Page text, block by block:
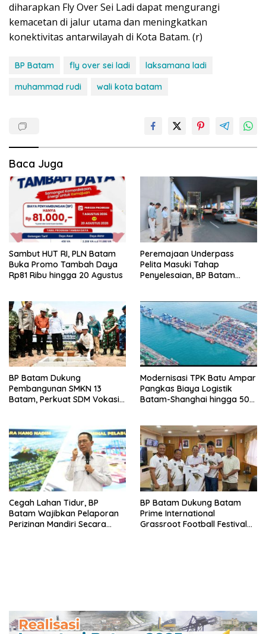
diharapkan Fly Over Sei Ladi dapat mengurangi
kemacetan di jalur utama dan meningkatkan
konektivitas antarwilayah di Kota Batam. (r)
BP Batam fly over sei ladi
laksamana ladi
muhammad rudi
wali kota batam
Baca Juga
Sambut HUT RI, PLN Batam
Buka Promo Tambah Daya
Rp81 Ribu hingga 20 Agustus
Peremajaan Underpass
Pelita Masuki Tahap
Penyelesaian, BP Batam
BP Batam Dukung
Pembangunan SMKN 13
Batam, Perkuat SDM Vokasi
Modernisasi TPK Batu Ampar
Pangkas Biaya Logistik
Batam-Shanghai hingga 50
Cegah Lahan Tidur, BP
Batam Wajibkan Pelaporan
Perizinan Mandiri Secara
BP Batam Dukung Batam
Prime International
Grassroot Football Festival